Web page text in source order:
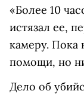
«Более 10
истязал ее,
камеру. Пока
помощи, но
Дело об